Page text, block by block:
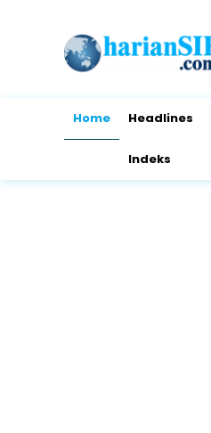
Home Headlines
Indeks